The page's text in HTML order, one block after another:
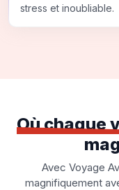
stress et inoubliable.
Où chaque
Avec Voyage
magnifiquement